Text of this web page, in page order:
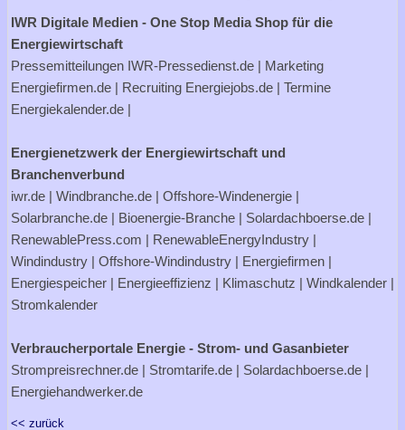
IWR Digitale Medien - One Stop Media Shop für die
Energiewirtschaft
Pressemitteilungen IWR-Pressedienst.de | Marketing
Energiefirmen.de | Recruiting Energiejobs.de | Termine
Energiekalender.de |
Energienetzwerk der Energiewirtschaft und
Branchenverbund
iwr.de | Windbranche.de | Offshore-Windenergie |
Solarbranche.de | Bioenergie-Branche | Solardachboerse.de |
RenewablePress.com | RenewableEnergyIndustry |
Windindustry | Offshore-Windindustry | Energiefirmen |
Energiespeicher | Energieeffizienz | Klimaschutz | Windkalender |
Stromkalender
Verbraucherportale Energie - Strom- und Gasanbieter
Strompreisrechner.de | Stromtarife.de | Solardachboerse.de |
Energiehandwerker.de
<< zurück